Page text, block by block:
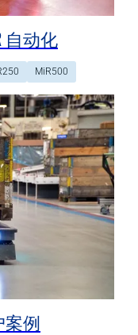
自动化
MiR500
案例